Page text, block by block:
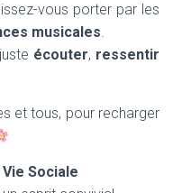
vous porter par les
musicales.
écouter, ressentir
et tous, pour recharger
Sociale